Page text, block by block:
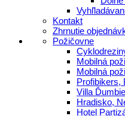
Kontakt
Zhrnutie
Požičovne
Mobilná
Mobilná
Profibikers,
Villa
Hradisko,
Hotel